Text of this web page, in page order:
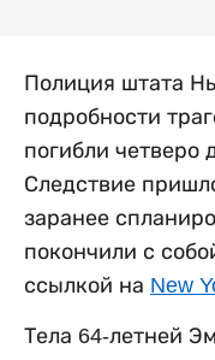
Полиция штата
подробности
погибли четверо
Следствие
заранее
покончили с
ссылкой на New
Тела 64-летней